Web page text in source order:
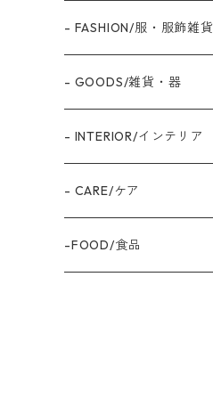
- FASHION/服・服飾雑貨
- GOODS/雑貨・器
- INTERIOR/インテリア
- CARE/ケア
-FOOD/食品